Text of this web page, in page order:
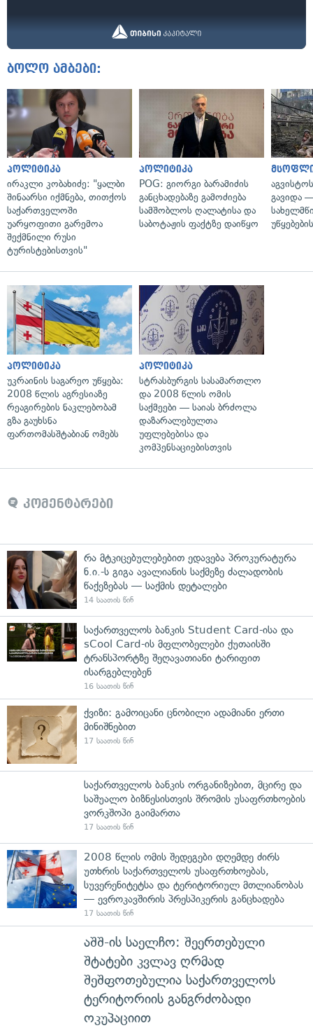
ბოლო ამბები:
პოლიტიკა
ირაკლი კობახიძე: "ყალბი
შინაარსი იქმნება, თითქოს
საქართველოში
უარყოფითი გარემოა
შექმნილი რუსი
ტურისტებისთვის"
პოლიტიკა
POG: გიორგი ბარამიძის
განცხადებაზე გამოძიება
სამშობლოს ღალატისა და
საბოტაჟის ფაქტზე დაიწყო
გავიდა
პოლიტიკა
უკრაინის საგარეო უწყება:
2008 წლის აგრესიაზე
რეაგირების ნაკლებობამ
გზა გაუხსნა
ფართომასშტაბიან ომებს
პოლიტიკა
სტრასბურგის სასამართლო
და 2008 წლის ომის
საქმეები — საიას ბრძოლა
დაზარალებულთა
უფლებებისა და
კომპენსაციებისთვის
კომენტარები
რა მტკიცებულებებით ედავება პროკურატურა
ნ.ი.-ს გიგა ავალიანის საქმეზე ძალადობის
წაქეზებას — საქმის დეტალები
14 საათის წინ
საქართველოს ბანკის Student Card-ისა და
sCool Card-ის მფლობელები ქუთაისში
ტრანსპორტზე შეღავათიანი ტარიფით
ისარგებლებენ
16 საათის წინ
ქვიზი: გამოიცანი ცნობილი ადამიანი ერთი
მინიშნებით
17 საათის წინ
საქართველოს ბანკის ორგანიზებით, მცირე და
საშუალო ბიზნესისთვის შრომის უსაფრთხოების
ვორკშოპი გაიმართა
17 საათის წინ
2008 წლის ომის შედეგები დღემდე ძირს
უთხრის საქართველოს უსაფრთხოებას,
სუვერენიტეტსა და ტერიტორიულ მთლიანობას
— ევროკავშირის პრესპიკერის განცხადება
17 საათის წინ
აშშ-ის საელჩო: შეერთებული
შტატები კვლავ ღრმად
შეშფოთებულია საქართველოს
ტერიტორიის განგრძობადი
ოკუპაციით